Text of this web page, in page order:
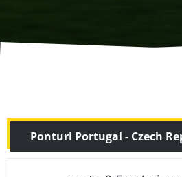
Ponturi Portugal - Czech